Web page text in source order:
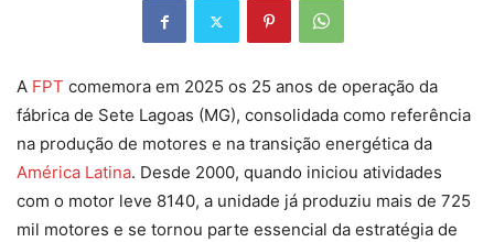
A FPT comemora em 2025 os 25 anos de operação da
fábrica de Sete Lagoas (MG), consolidada como referência
na produção de motores e na transição energética da
América Latina. Desde 2000, quando iniciou atividades
com o motor leve 8140, a unidade já produziu mais de 725
mil motores e se tornou parte essencial da estratégia de